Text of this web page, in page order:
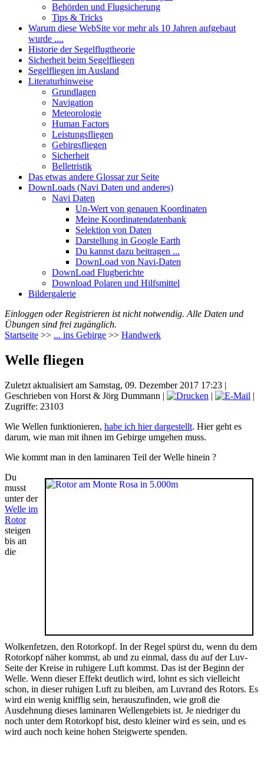
Behörden und Flugsicherung
Tips & Tricks
Warum diese WebSite vor mehr als 10 Jahren aufgebaut
wurde ....
Historie der Segelflugtheorie
Sicherheit beim Segelfliegen
Segelfliegen im Ausland
Literaturhinweise
Grundlagen
Navigation
Meteorologie
Human Factors
Leistungsfliegen
Gebirgsfliegen
Sicherheit
Belletristik
Das etwas andere Glossar zur Seite
DownLoads (Navi Daten und anderes)
Navi Daten
Un-Wert von genauen Koordinaten
Meine Koordinatendatenbank
Selektion von Daten
Darstellung in Google Earth
Du kannst dazu beitragen ...
DownLoad von Navi-Daten
DownLoad Flugberichte
Download Polaren und Hilfsmittel
Bildergalerie
Einloggen oder Registrieren ist nicht notwendig. Alle Daten und
Übungen sind frei zugänglich.
Startseite >> ... ins Gebirge >> Handwerk
Welle fliegen
Zuletzt aktualisiert am Samstag, 09. Dezember 2017 17:23 |
Geschrieben von Horst & Jörg Dummann | |
|
Zugriffe: 23103
Wie Wellen funktionieren, habe ich hier dargestellt. Hier geht es
darum, wie man mit ihnen im Gebirge umgehen muss.
Wie kommt man in den laminaren Teil der Welle hinein ?
Du
musst
unter der
Welle im
Rotor
steigen
bis an
die
Wolkenfetzen, den Rotorkopf. In der Regel spürst du, wenn du dem
Rotorkopf näher kommst, ab und zu einmal, dass du auf der Luv-
Seite der Kreise in ruhigere Luft kommst. Das ist der Beginn der
Welle. Wenn dieser Effekt deutlich wird, lohnt es sich vielleicht
schon, in dieser ruhigen Luft zu bleiben, am Luvrand des Rotors. Es
wird ein wenig knifflig sein, herauszufinden, wie groß die
Ausdehnung dieses laminaren Wellengebiets ist. Je niedriger du
noch unter dem Rotorkopf bist, desto kleiner wird es sein, und es
wird auch noch keine hohen Steigwerte spenden.